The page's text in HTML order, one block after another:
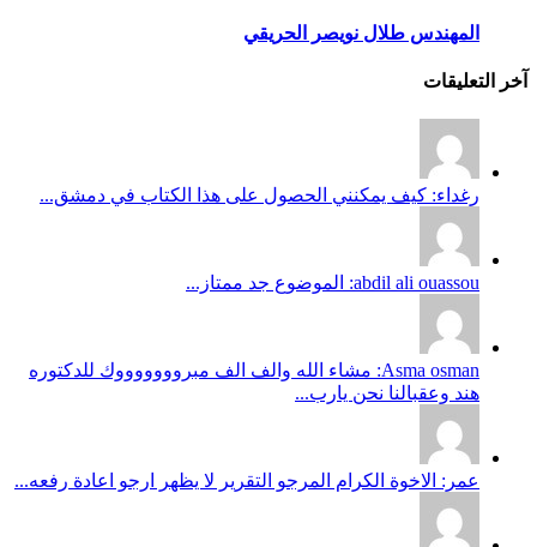
المهندس طلال نويصر الحريقي
آخر التعليقات
رغداء: كيف يمكنني الحصول على هذا الكتاب في دمشق...
abdil ali ouassou: الموضوع جد ممتاز...
Asma osman: مشاء الله والف الف مبروووووووك للدكتوره
هند وعقبالنا نحن يارب...
عمر: الاخوة الكرام المرجو التقرير لا يظهر ارجو اعادة رفعه...